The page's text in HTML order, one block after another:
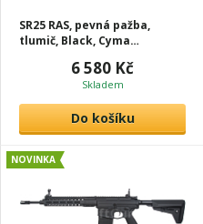
SR25 RAS, pevná pažba,
tlumič, Black, Cyma
6 580 Kč
Skladem
Do košíku
NOVINKA